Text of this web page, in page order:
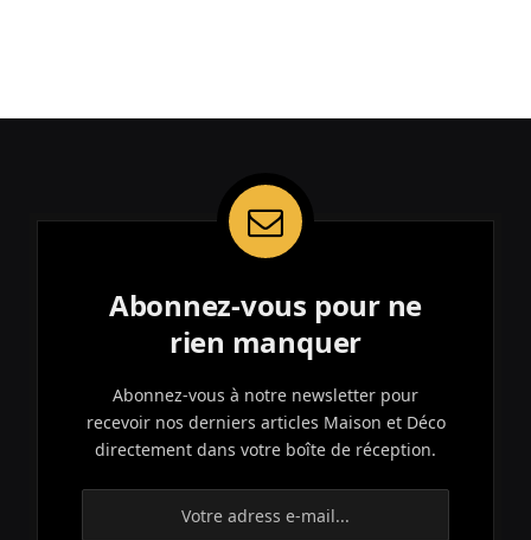
Abonnez-vous pour ne
rien manquer
Abonnez-vous à notre newsletter pour
recevoir nos derniers articles Maison et Déco
directement dans votre boîte de réception.